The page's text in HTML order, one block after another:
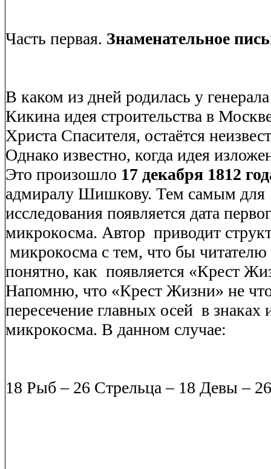
Часть первая. Знаменательное
В каком из дней родилась у
Кикина идея строительства в
Христа Спасителя, остаётся
Однако известно, когда идея
Это произошло 17 декабря 1812
адмиралу Шишкову. Тем самым для
исследования появляется дата
микрокосма. Автор приводит
микрокосма с тем, что бы
понятно, как появляется «Крест
Напомню, что «Крест Жизни» не
пересечение главных осей в знаках
микрокосма. В данном случае:
18 Рыб – 26 Стрельца – 18 Девы –